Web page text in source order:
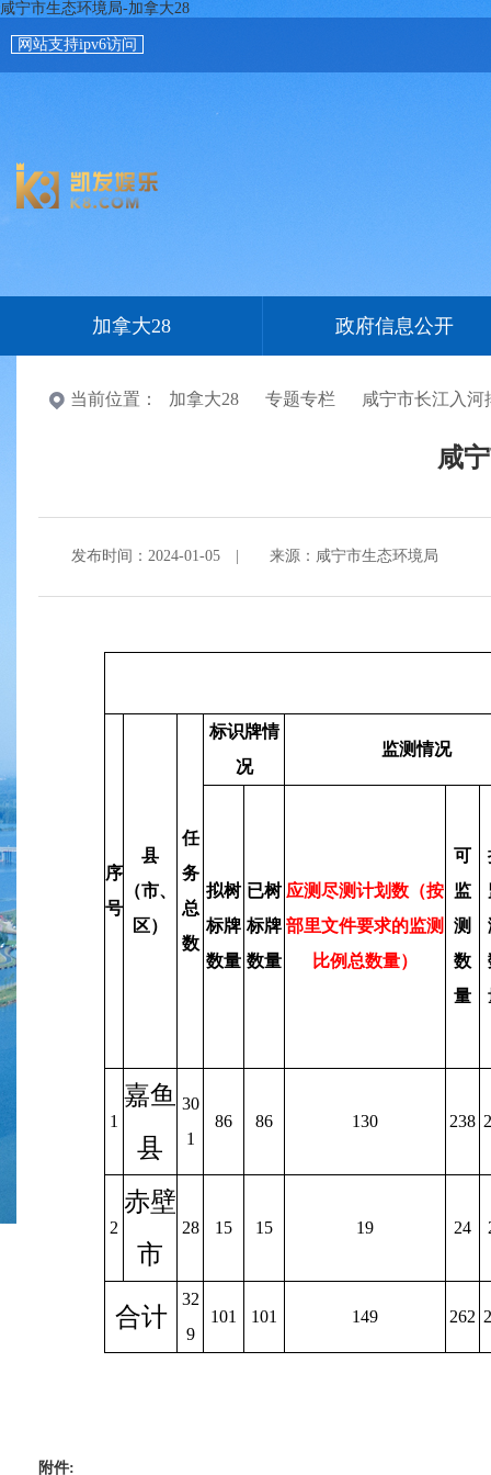
咸宁市生态环境局-加拿大28
网站支持ipv6访问
加拿大28 政府信息公开
当前位置： 加拿大28 专题专栏 咸宁市长江入
咸
发布时间：2024-01-05 来源：咸宁市生态环境局
序
号
县
（市、
区）
任
务
总
数
标识牌情
况
监测情况
拟树
标牌
数量
已树
标牌
数量
应测尽测计划数（按
部里文件要求的监测
比例总数量）
可
监
测
数
量
1
嘉鱼
县
30
1
86 86 130 238
2
赤壁
市
28 15 15 19 24
合计
32
9
101 101 149 262
附件: